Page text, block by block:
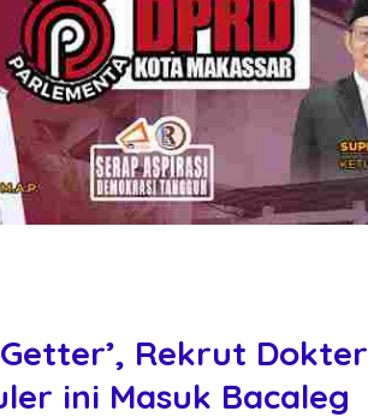
Rekrut Dokter
ini Masuk Bacaleg